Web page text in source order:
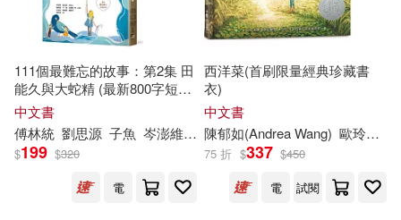
（日）卡娜·烏爾巴諾維奇(1)
（美）陳郁如(1)
（美）陳郁如（著），（美）廉惠
媛（繪）(1)
111個最難忘的故事：第2集 田
能久與大蛇精 (最新800字短篇
故事) 四十位臺灣兒童文學作家
跨世代故事採集 聯手鉅獻
中文書
傅林統 劉思源 子魚 岑澎維 廖炳焜 施養慧 曹俊彥 林世仁
$199 $320
電
西洋菜(首刷限量經典珍藏書
衣)
中文書
陳郁如(Andrea Wang) 歐玲瀞
75 折 $337 $450
電
試閱